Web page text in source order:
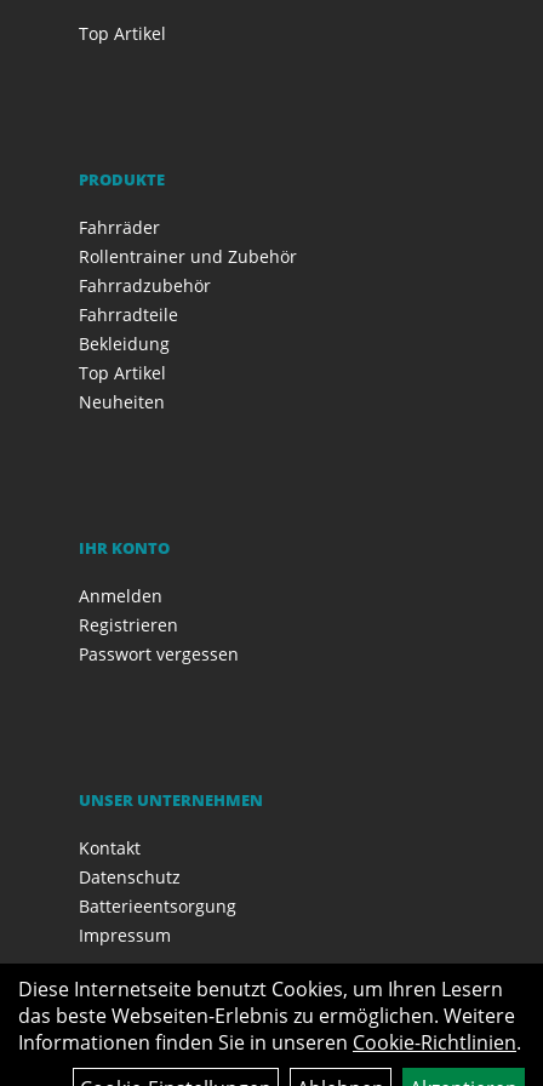
Top Artikel
PRODUKTE
Fahrräder
Rollentrainer und Zubehör
Fahrradzubehör
Fahrradteile
Bekleidung
Top Artikel
Neuheiten
IHR KONTO
Anmelden
Registrieren
Passwort vergessen
UNSER UNTERNEHMEN
Kontakt
Datenschutz
Batterieentsorgung
Impressum
Diese Internetseite benutzt Cookies, um Ihren Lesern
das beste Webseiten-Erlebnis zu ermöglichen. Weitere
Informationen finden Sie in unseren Cookie-Richtlinien.